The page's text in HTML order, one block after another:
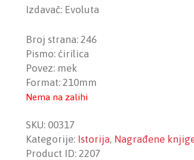
Izdavač: Evoluta
Broj strana: 246
Pismo: ćirilica
Povez: mek
Format: 210mm
Nema na zalihi
SKU: 00317
Kategorije: Istorija, Nagrađene
Product ID: 2207